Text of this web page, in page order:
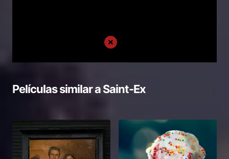
Películas similar aSaint-Ex